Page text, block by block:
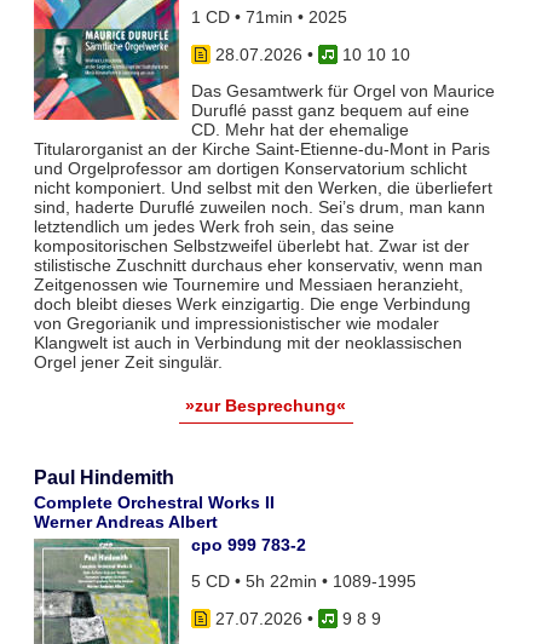
1 CD • 71min • 2025
28.07.2026 •
10 10 10
Das Gesamtwerk für Orgel von Maurice
Duruflé passt ganz bequem auf eine
CD. Mehr hat der ehemalige
Titularorganist an der Kirche Saint-Etienne-du-Mont in Paris
und Orgelprofessor am dortigen Konservatorium schlicht
nicht komponiert. Und selbst mit den Werken, die überliefert
sind, haderte Duruflé zuweilen noch. Sei’s drum, man kann
letztendlich um jedes Werk froh sein, das seine
kompositorischen Selbstzweifel überlebt hat. Zwar ist der
stilistische Zuschnitt durchaus eher konservativ, wenn man
Zeitgenossen wie Tournemire und Messiaen heranzieht,
doch bleibt dieses Werk einzigartig. Die enge Verbindung
von Gregorianik und impressionistischer wie modaler
Klangwelt ist auch in Verbindung mit der neoklassischen
Orgel jener Zeit singulär.
»zur Besprechung«
Paul Hindemith
Complete Orchestral Works II
Werner Andreas Albert
cpo 999 783-2
5 CD • 5h 22min • 1089-1995
27.07.2026 •
9 8 9